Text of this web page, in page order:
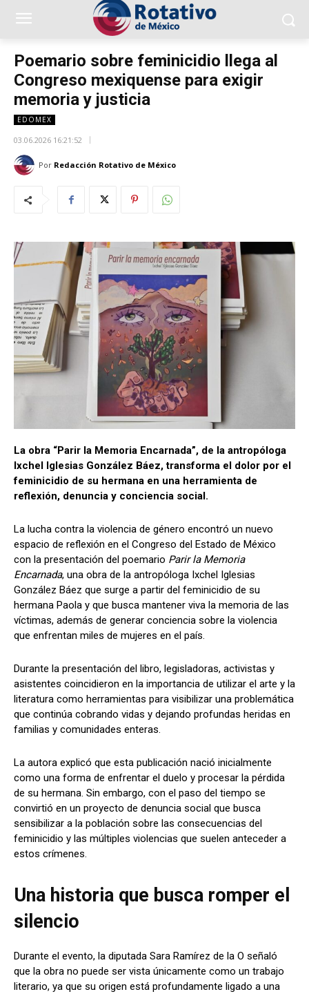
Poemario sobre feminicidio llega al
Congreso mexiquense para exigir
memoria y justicia
EDOMEX
03.06.2026 16:21:52
Por Redacción Rotativo de México
La obra “Parir la Memoria Encarnada”, de la antropóloga
Ixchel Iglesias González Báez, transforma el dolor por el
feminicidio de su hermana en una herramienta de
reflexión, denuncia y conciencia social.
La lucha contra la violencia de género encontró un nuevo
espacio de reflexión en el Congreso del Estado de México
con la presentación del poemario Parir la Memoria
Encarnada, una obra de la antropóloga Ixchel Iglesias
González Báez que surge a partir del feminicidio de su
hermana Paola y que busca mantener viva la memoria de las
víctimas, además de generar conciencia sobre la violencia
que enfrentan miles de mujeres en el país.
Durante la presentación del libro, legisladoras, activistas y
asistentes coincidieron en la importancia de utilizar el arte y la
literatura como herramientas para visibilizar una problemática
que continúa cobrando vidas y dejando profundas heridas en
familias y comunidades enteras.
La autora explicó que esta publicación nació inicialmente
como una forma de enfrentar el duelo y procesar la pérdida
de su hermana. Sin embargo, con el paso del tiempo se
convirtió en un proyecto de denuncia social que busca
sensibilizar a la población sobre las consecuencias del
feminicidio y las múltiples violencias que suelen anteceder a
estos crímenes.
Una historia que busca romper el
silencio
Durante el evento, la diputada Sara Ramírez de la O señaló
que la obra no puede ser vista únicamente como un trabajo
literario, ya que su origen está profundamente ligado a una